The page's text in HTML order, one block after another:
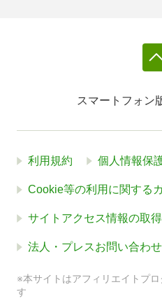
スマートフォン
利用規約 個人情報保
Cookie等の利用に関する
サイトアクセス情報の取
法人・プレスお問い合わせ
※本サイトはアフィリエイトプ
す